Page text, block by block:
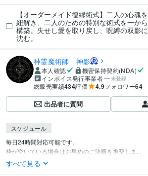
【オーダーメイド復縁術式】二人の心魂を
紐解き、二人のための特別な術式を一から
構築。失せし愛を取り戻し、呪縛の双影に
沈む。
神霊魔術師 神影
本人確認
機密保持契約(NDA)
インボイス発行事業者
未登録
総販売実績434評価 4.9フォロワー64
出品者に質問
スケジュール
毎日24時間対応可能です。
枠が空いている場合はお早めのご決断を推奨しま...
すべて見る